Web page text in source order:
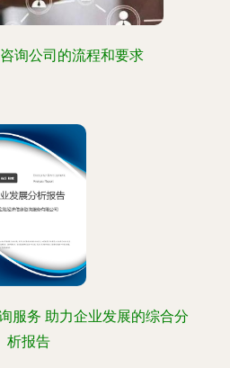
询公司的流程和要求
服务 助力企业发展的综合分
析报告